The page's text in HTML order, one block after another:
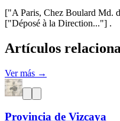
["A Paris, Chez Boulard Md.
["Déposé à la Direction..."] .
Artículos
Ver más →
Provincia de Vizcaya